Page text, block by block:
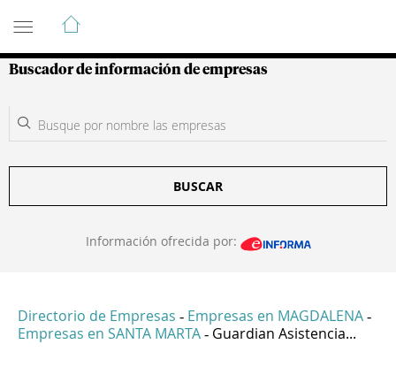
Guía de Empresas Colombianas
Buscador de información de empresas
BUSCAR
Información ofrecida por:
Directorio de Empresas - Empresas en MAGDALENA -
Empresas en SANTA MARTA - Guardian Asistencia...